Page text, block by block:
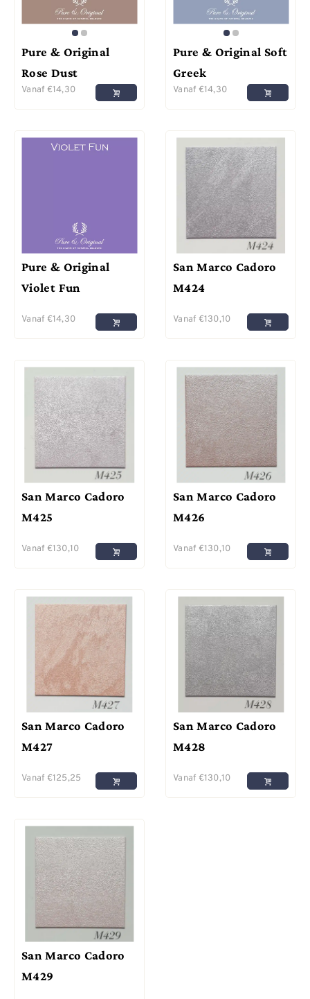
Pure & Original
Rose Dust
Vanaf €14,30
Pure & Original Soft
Greek
Vanaf €14,30
Pure & Original
Violet Fun
Vanaf €14,30
San Marco Cadoro
M424
Vanaf €130,10
San Marco Cadoro
M425
Vanaf €130,10
San Marco Cadoro
M426
Vanaf €130,10
San Marco Cadoro
M427
Vanaf €125,25
San Marco Cadoro
M428
Vanaf €130,10
San Marco Cadoro
M429